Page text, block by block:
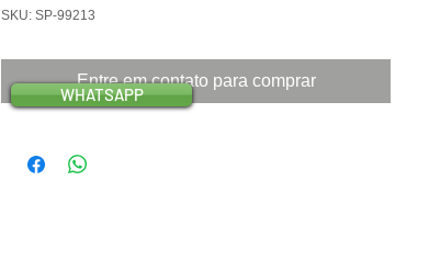
SKU: SP-99213
Entre em contato para comprar
WHATSAPP